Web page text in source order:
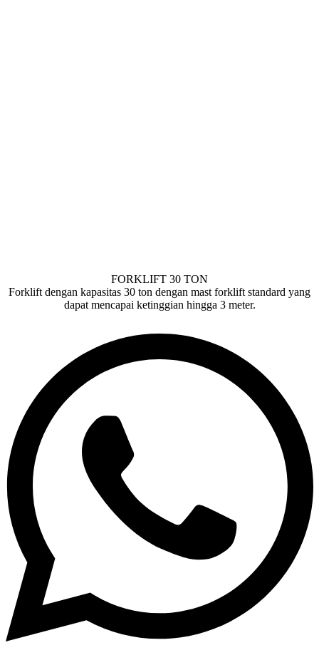
FORKLIFT 30 TON
Forklift dengan kapasitas 30 ton dengan mast forklift standard yang
dapat mencapai ketinggian hingga 3 meter.